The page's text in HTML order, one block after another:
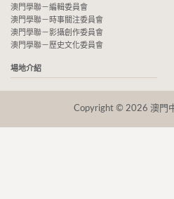
澳門學聯－編輯委員會
澳門學聯－時事關注委員會
澳門學聯－影攝創作委員會
澳門學聯－歷史文化委員會
場地介紹
Copyright © 2026 澳門